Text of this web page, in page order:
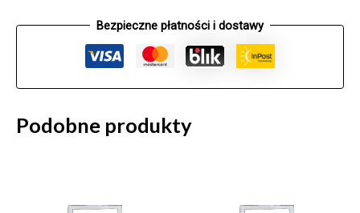
Bezpieczne płatności i dostawy
Podobne produkty